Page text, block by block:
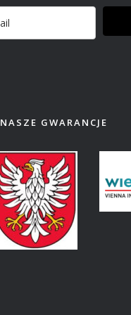
NASZE GWARANCJE